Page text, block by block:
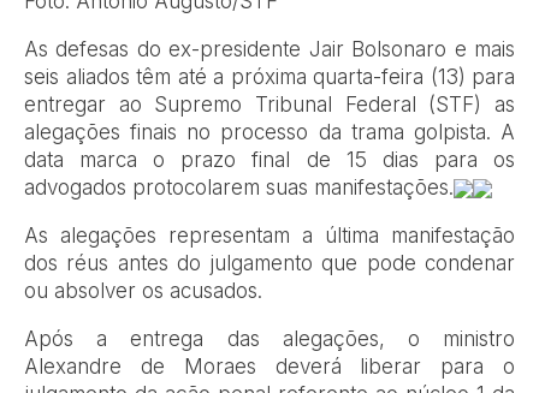
As defesas do ex-presidente Jair Bolsonaro e mais
seis aliados têm até a próxima quarta-feira (13) para
entregar ao Supremo Tribunal Federal (STF) as
alegações finais no processo da trama golpista. A
data marca o prazo final de 15 dias para os
advogados protocolarem suas manifestações.
As alegações representam a última manifestação
dos réus antes do julgamento que pode condenar
ou absolver os acusados.
Após a entrega das alegações, o ministro
Alexandre de Moraes deverá liberar para o